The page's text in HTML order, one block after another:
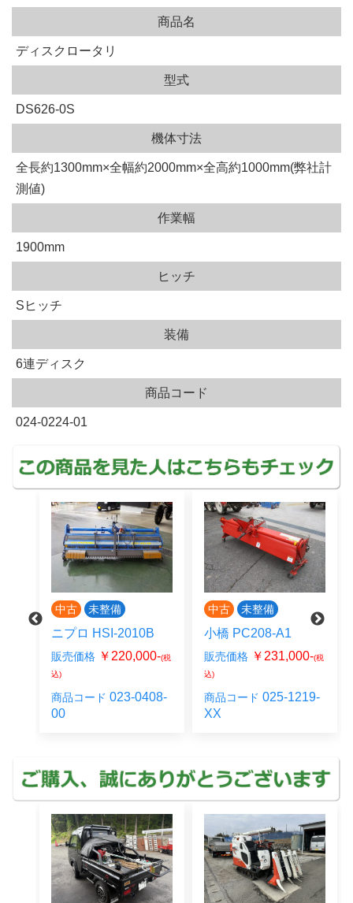
商品名
ディスクロータリ
型式
DS626-0S
機体寸法
全長約1300mm×全幅約2000mm×全高約1000mm(弊社計
測値)
作業幅
1900mm
ヒッチ
Sヒッチ
装備
6連ディスク
商品コード
024-0224-01
中古 未整備
ニプロ HSI-2010B
販売価格 ￥220,000-(税
込)
商品コード 023-0408-
00
中古 未整備
小橋 PC208-A1
販売価格 ￥231,000-(税
込)
商品コード 025-1219-
XX